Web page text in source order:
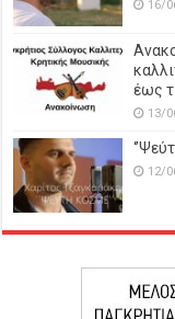
16/
έως
13/
12/